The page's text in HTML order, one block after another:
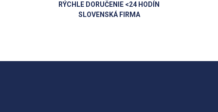
RÝCHLE DORUČENIE <24 HODÍN
SLOVENSKÁ FIRMA